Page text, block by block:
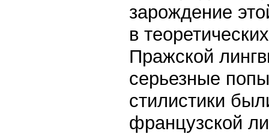
зарождение
в
Пражской
серьезные
стилистики
французской